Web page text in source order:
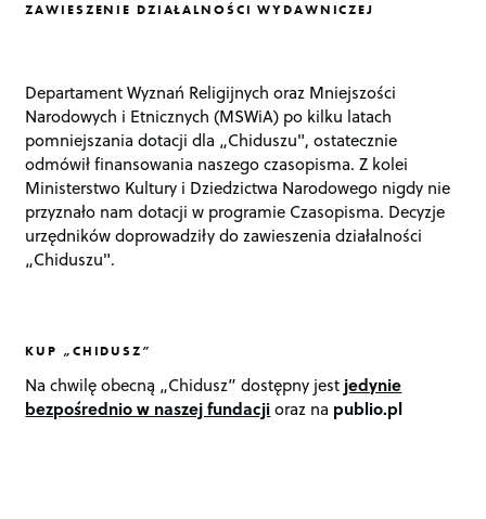
ZAWIESZENIE DZIAŁALNOŚCI WYDAWNICZEJ
Departament Wyznań Religijnych oraz Mniejszości
Narodowych i Etnicznych (MSWiA) po kilku latach
pomniejszania dotacji dla „Chiduszu", ostatecznie
odmówił finansowania naszego czasopisma. Z kolei
Ministerstwo Kultury i Dziedzictwa Narodowego nigdy nie
przyznało nam dotacji w programie Czasopisma. Decyzje
urzędników doprowadziły do zawieszenia działalności
„Chiduszu".
KUP „CHIDUSZ”
Na chwilę obecną „Chidusz” dostępny jest jedynie
bezpośrednio w naszej fundacjioraz na publio.pl